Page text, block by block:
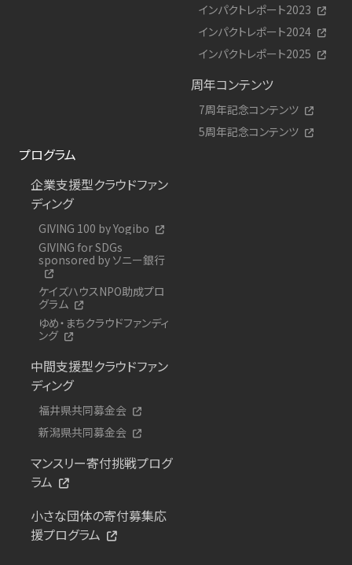
インパクトレポート2023
インパクトレポート2024
インパクトレポート2025
周年コンテンツ
7周年記念コンテンツ
5周年記念コンテンツ
プログラム
企業支援型クラウドファン
ディング
GIVING 100 by Yogibo
GIVING for SDGs
sponsored by ソニー銀行
ケイズハウスNPO助成プロ
グラム
ゆめ・まちクラウドファンディ
ング
中間支援型クラウドファン
ディング
福井県共同募金会
新潟県共同募金会
マンスリー寄付挑戦プログ
ラム
小さな団体の寄付募集応
援プログラム